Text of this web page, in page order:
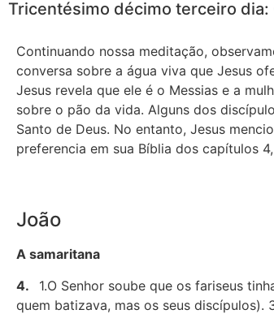
Tricentésimo décimo terceiro dia:
Continuando nossa meditação,
conversa sobre a água viva que Jesus
Jesus revela que ele é o Messias e a
sobre o pão da vida. Alguns dos
Santo de Deus. No entanto, Jesus
preferencia em sua Bíblia dos capítulos
João
A samaritana
4. 1.O Senhor soube que os fariseus
quem batizava, mas os seus discípulos).